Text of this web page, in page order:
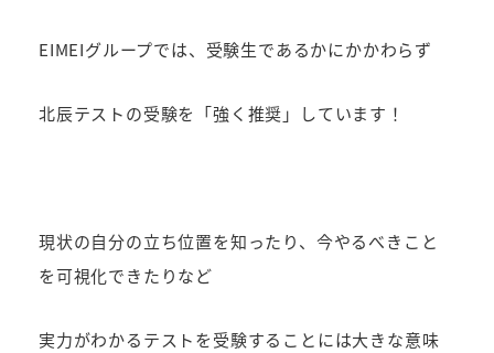
EIMEIグループでは、受験生であるかにかかわらず
北辰テストの受験を「強く推奨」しています！
現状の自分の立ち位置を知ったり、今やるべきこと
を可視化できたりなど
実力がわかるテストを受験することには大きな意味